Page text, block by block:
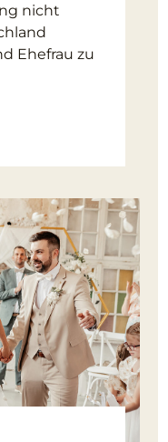
nicht
Ehefrau zu